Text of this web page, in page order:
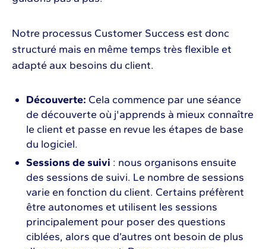
Notre processus Customer Success est donc
structuré mais en même temps très flexible et
adapté aux besoins du client.
Découverte: Cela commence par une séance
de découverte où j'apprends à mieux connaître
le client et passe en revue les étapes de base
du logiciel.
Sessions de suivi : nous organisons ensuite
des sessions de suivi. Le nombre de sessions
varie en fonction du client. Certains préfèrent
être autonomes et utilisent les sessions
principalement pour poser des questions
ciblées, alors que d’autres ont besoin de plus